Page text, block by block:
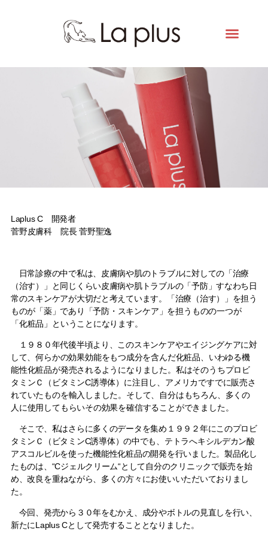
Laplus C 開発者
菅野皮膚科 院長 菅野聖逸
日常診療の中で私は、皮膚病や肌のトラブルに対しての「治療
（治す）」と同じくらい皮膚病や肌トラブルの「予防」すなわち日
常のスキンケアが大切だと考えています。「治療（治す）」を担う
ものが「薬」であり「予防・スキンケア」を担うものの一つが
「化粧品」ということになります。
１９８０年代後半頃より、このスキンケアやエイジングケアに対
して、何らかの効果効能をもつ成分を含んだ化粧品、いわゆる機
能性化粧品が発売されるようになりました。 私はそのうちプロビ
タミンＣ（ビタミンC誘導体）に注目し、アメリカですでに販売さ
れていたものを輸入しました。そして、自分はもちろん、多くの
人に使用してもらいその効果を確信することができました。
そこで、私はさらに多くのデータを集め１９９２年にこのプロビ
タミンＣ（ビタミンC誘導体）の中でも、テトラへキシルデカン酸
アスコルビルを使った機能性化粧品の開発を行いました。製品化し
たものは、“Cジェルクリーム“として自分のクリニックで販売を始
め、改良を重ねながら、多くの方々にお使いいただいておりまし
た。
今回、発売から３０年をむかえ、成分やボトルの見直しを行い、
新たにLaplus Cとして発売することとなりました。